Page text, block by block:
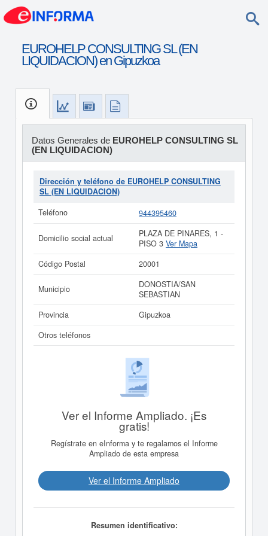
EUROHELP CONSULTING SL (EN
LIQUIDACION) en Gipuzkoa
Datos Generales de EUROHELP CONSULTING SL
(EN LIQUIDACION)
Dirección y teléfono de EUROHELP CONSULTING
SL (EN LIQUIDACION)
Teléfono
944395460
Domicilio social actual
PLAZA DE PINARES, 1 -
PISO 3 Ver Mapa
Código Postal
20001
Municipio
DONOSTIA/SAN
SEBASTIAN
Provincia
Gipuzkoa
Otros teléfonos
Ver el Informe Ampliado. ¡Es
gratis!
Regístrate en eInforma y te regalamos el Informe
Ampliado de esta empresa
Ver el Informe Ampliado
Resumen identificativo: